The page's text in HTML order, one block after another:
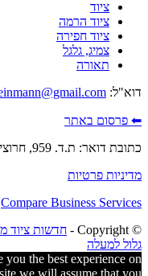
ציוד
ציוד הרמה
ציוד חפירה
צמיג, גלגל
תאורה
דוא"ל:
⬅ פרסום באתר
כתובת דואר: ת.ד. 959, חרוצים, מיקוד 60917
מדיניות פרטיות
Compare Business Services
© ‫Copyright -
חדשות ציוד
גלול למעלה
you the best experience on
we will assume that you